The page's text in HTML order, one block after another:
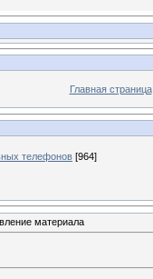
Главная страница
телефонов [964]
материала